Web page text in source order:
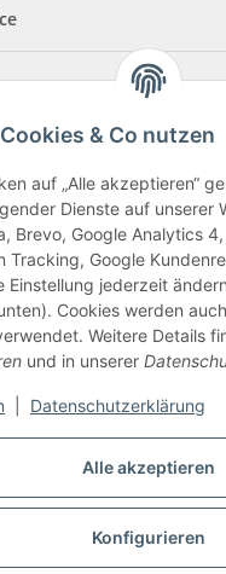
Alle akzeptieren
Konfigurieren
& Co nutzen
auf „Alle akzeptieren“
Dienste auf unserer
Brevo, Google Analytics
Tracking, Google
Einstellung jederzeit
Cookies werden
Weitere Details
und in unserer
Datenschutzerklärung
Vertrag widerrufen
gesetzlicher USt., zzgl.